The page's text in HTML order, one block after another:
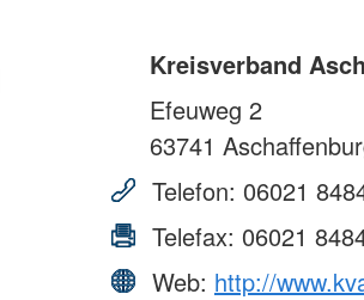
Kreisverband
Efeuweg 2
63741
Telefon: 06021
Telefax: 06021
Web: http://